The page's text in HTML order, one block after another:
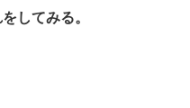
してみる。